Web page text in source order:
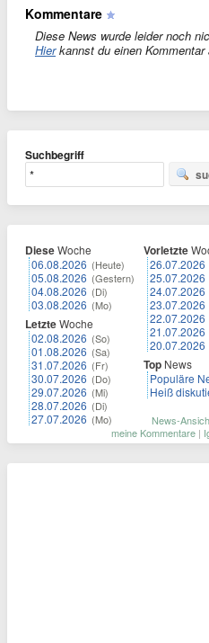
Kommentare
Diese News wurde leider noch
Hierkannst du einen Kommentar
Suchbegriff
DieseWoche
06.08.2026 (Heute)
05.08.2026 (Gestern)
04.08.2026 (Di)
03.08.2026 (Mo)
LetzteWoche
02.08.2026 (So)
01.08.2026 (Sa)
31.07.2026 (Fr)
30.07.2026 (Do)
29.07.2026 (Mi)
28.07.2026 (Di)
27.07.2026 (Mo)
Vorletzte
26.07.2026
25.07.2026
24.07.2026
23.07.2026
22.07.2026
21.07.2026
20.07.2026
Top News
Populäre
Heiß
News-
meine Kommentare |